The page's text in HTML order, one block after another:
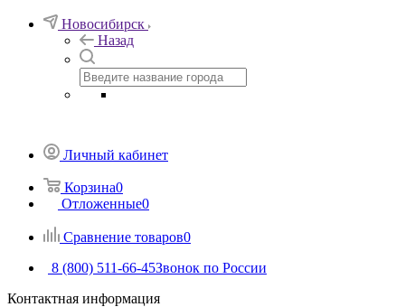
Новосибирск
Назад
Личный кабинет
Корзина0
Отложенные0
Сравнение товаров0
8 (800) 511-66-45Звонок по России
Контактная информация